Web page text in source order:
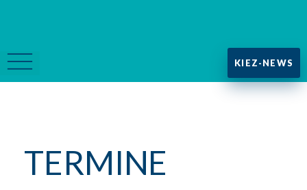
KIEZ-NEWS
TERMINE